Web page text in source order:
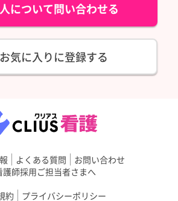
について問い合わせる
お気に入りに登録する
よくある質問
お問い合わせ
護師採用ご担当者さまへ
約
プライバシーポリシー